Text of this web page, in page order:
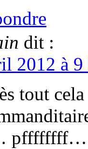
dit :
2012 à
tout